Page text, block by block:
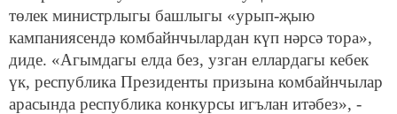
төлек министрлыгы башлыгы «урып-җыю
кампаниясендә комбайнчылардан күп нәрсә тора»,
диде. «Агымдагы елда без, узган еллардагы кебек
үк, республика Президенты призына комбайнчылар
арасында республика конкурсы игълан итәбез», -